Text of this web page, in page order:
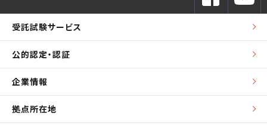
受託試験サービス
公的認定・認証
企業情報
拠点所在地